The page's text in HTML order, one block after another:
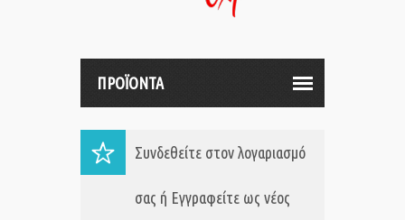
ΠΡΟΪΟΝΤΑ
Συνδεθείτε στον λογαριασμό
σας ή Εγγραφείτε ως νέος